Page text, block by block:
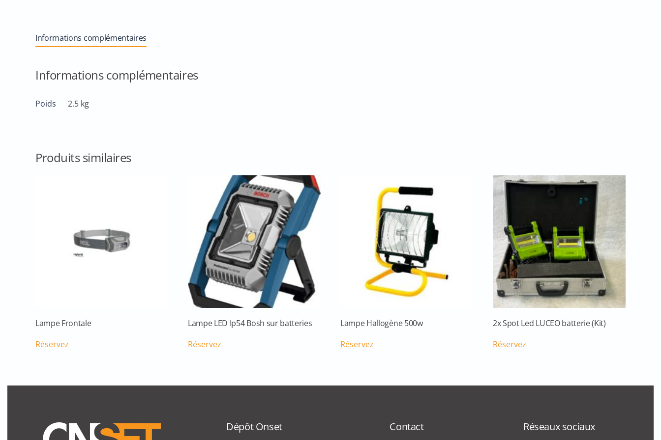
Informations complémentaires
Informations complémentaires
Poids 2.5 kg
Produits similaires
Lampe Frontale
Réservez
Lampe LED Ip54 Bosh sur batteries
Réservez
Lampe Hallogène 500w
Réservez
2x Spot Led LUCEO batterie (Kit)
Réservez
Dépôt Onset Contact Réseaux sociaux